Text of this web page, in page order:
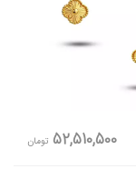
52,510,500 تومان